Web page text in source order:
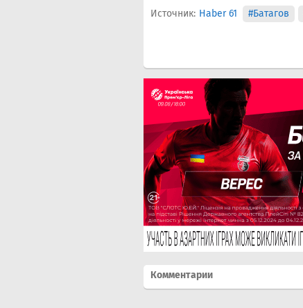
Источник: Haber 61 #Батагов
Комментарии